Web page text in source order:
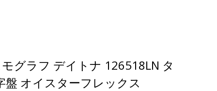
グラフ デイトナ 126518LN タ
盤 オイスターフレックス